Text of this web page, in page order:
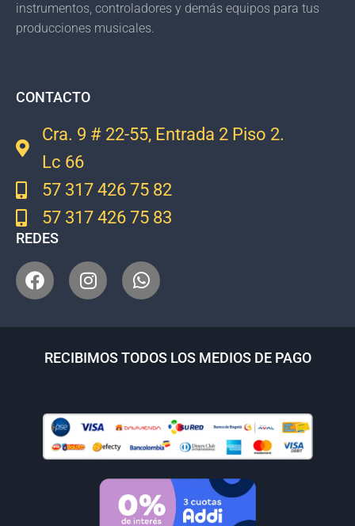
instrumentos, controladores y demás equipos para tus
producciones musicales.
CONTACTO
Cra. 9 # 22-55, Entrada 2 Piso 2.
Lc 66
57 317 426 75 82
57 317 426 75 83
REDES
RECIBIMOS TODOS LOS MEDIOS DE PAGO